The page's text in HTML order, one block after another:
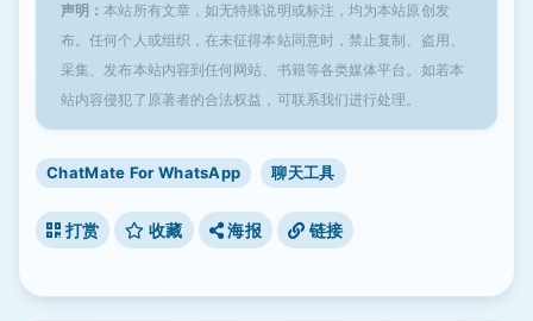
声明：本站所有文章，如无特殊说明或标注，均为本站原创发
布。任何个人或组织，在未征得本站同意时，禁止复制、盗用、
采集、发布本站内容到任何网站、书籍等各类媒体平台。如若本
站内容侵犯了原著者的合法权益，可联系我们进行处理。
ChatMate For WhatsApp 聊天工具
打赏 收藏 海报 链接